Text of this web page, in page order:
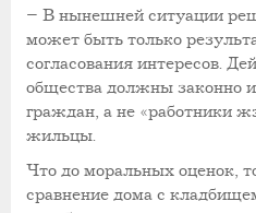
– В нынешней ситуации
может быть только
согласования интересов.
общества должны законно
граждан, а не «работники
жильцы.
Что до моральных оценок,
сравнение дома с